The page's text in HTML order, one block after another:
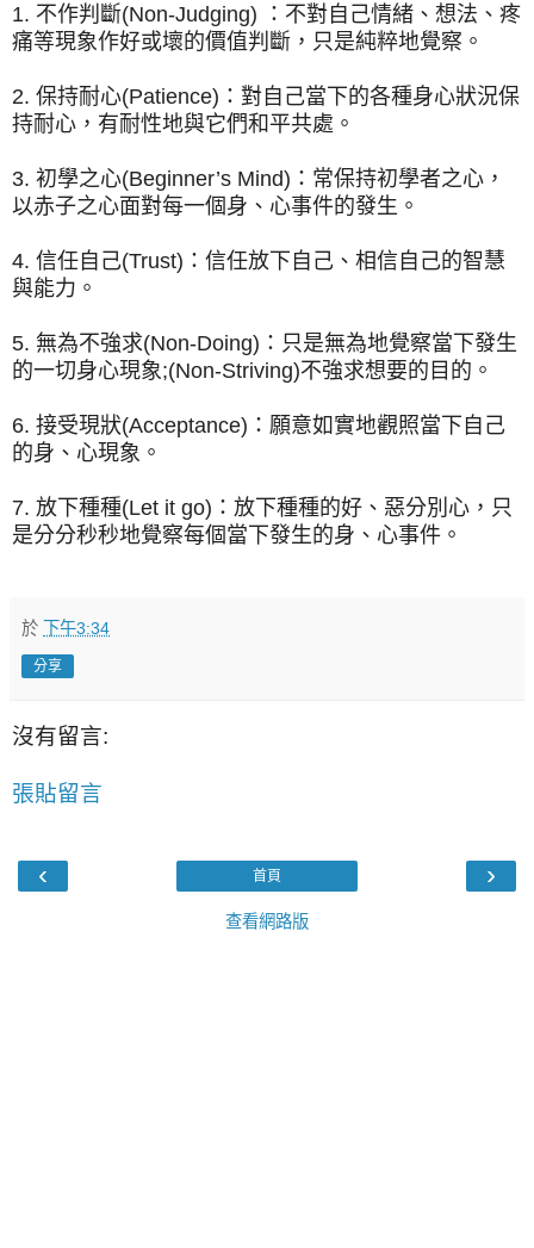
1. 不作判斷(Non-Judging) ：不對自己情緒、想法、疼
痛等現象作好或壞的價值判斷，只是純粹地覺察。
2. 保持耐心(Patience)：對自己當下的各種身心狀況保
持耐心，有耐性地與它們和平共處。
3. 初學之心(Beginner’s Mind)：常保持初學者之心，
以赤子之心面對每一個身、心事件的發生。
4. 信任自己(Trust)：信任放下自己、相信自己的智慧
與能力。
5. 無為不強求(Non-Doing)：只是無為地覺察當下發生
的一切身心現象;(Non-Striving)不強求想要的目的。
6. 接受現狀(Acceptance)：願意如實地觀照當下自己
的身、心現象。
7. 放下種種(Let it go)：放下種種的好、惡分別心，只
是分分秒秒地覺察每個當下發生的身、心事件。
於 下午3:34
分享
沒有留言:
張貼留言
‹ ›
首頁
查看網路版